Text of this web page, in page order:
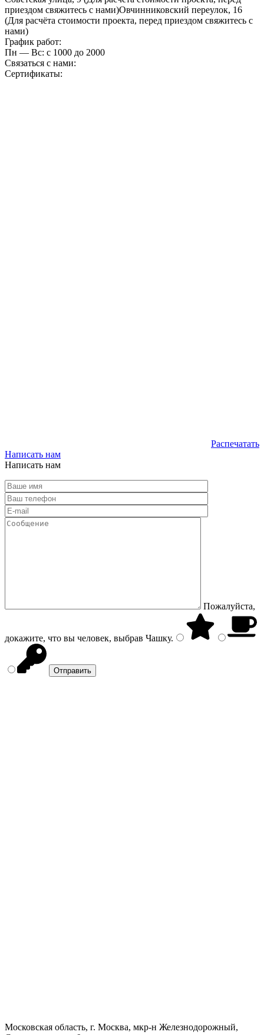
приездом свяжитесь с нами)Овчинниковский переулок, 16
(Для расчёта стоимости проекта, перед приездом свяжитесь с
нами)
График работ:
Пн — Вс: с 1000 до 2000
Связаться с нами:
Сертификаты:
Распечатать
Написать нам
Написать нам
Пожалуйста,
докажите, что вы человек, выбрав Чашку.
Московская область, г. Москва, мкр-н Железнодорожный,